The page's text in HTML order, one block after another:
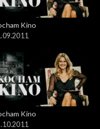
Kino
Kino